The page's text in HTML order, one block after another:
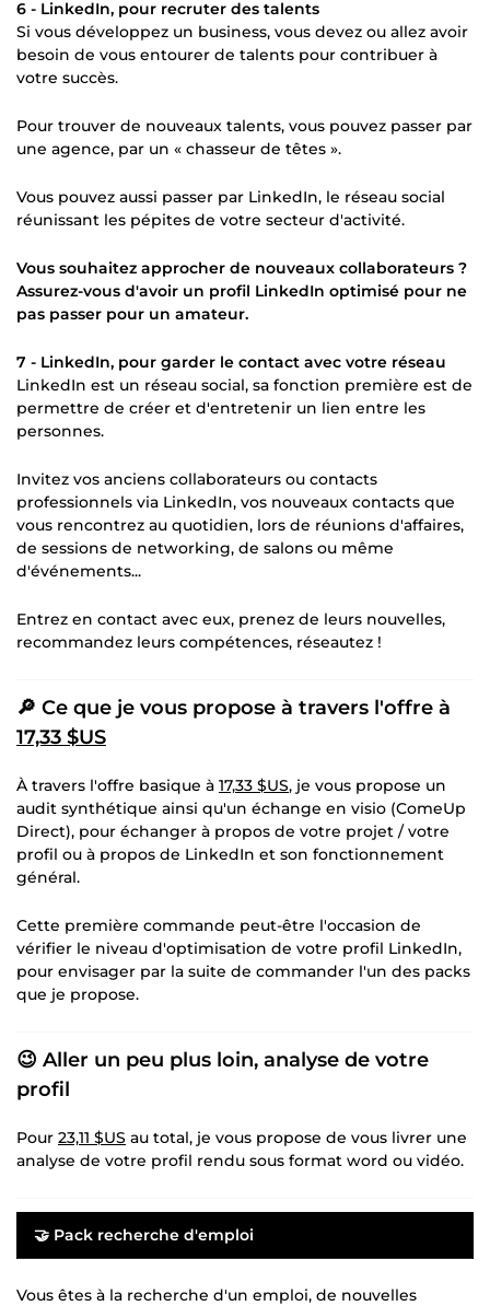
6 - LinkedIn, pour recruter des talents
Si vous développez un business, vous devez ou allez avoir
besoin de vous entourer de talents pour contribuer à
votre succès.
Pour trouver de nouveaux talents, vous pouvez passer par
une agence, par un « chasseur de têtes ».
Vous pouvez aussi passer par LinkedIn, le réseau social
réunissant les pépites de votre secteur d'activité.
Vous souhaitez approcher de nouveaux collaborateurs ?
Assurez-vous d'avoir un profil LinkedIn optimisé pour ne
pas passer pour un amateur.
7 - LinkedIn, pour garder le contact avec votre réseau
LinkedIn est un réseau social, sa fonction première est de
permettre de créer et d'entretenir un lien entre les
personnes.
Invitez vos anciens collaborateurs ou contacts
professionnels via LinkedIn, vos nouveaux contacts que
vous rencontrez au quotidien, lors de réunions d'affaires,
de sessions de networking, de salons ou même
d'événements...
Entrez en contact avec eux, prenez de leurs nouvelles,
recommandez leurs compétences, réseautez !
🔎 Ce que je vous propose à travers l'offre à
17,33 $US
À travers l'offre basique à 17,33 $US, je vous propose un
audit synthétique ainsi qu'un échange en visio (ComeUp
Direct), pour échanger à propos de votre projet / votre
profil ou à propos de LinkedIn et son fonctionnement
général.
Cette première commande peut-être l'occasion de
vérifier le niveau d'optimisation de votre profil LinkedIn,
pour envisager par la suite de commander l'un des packs
que je propose.
😉 Aller un peu plus loin, analyse de votre
profil
Pour 23,11 $US au total, je vous propose de vous livrer une
analyse de votre profil rendu sous format word ou vidéo.
🤝 Pack recherche d'emploi
Vous êtes à la recherche d'un emploi, de nouvelles